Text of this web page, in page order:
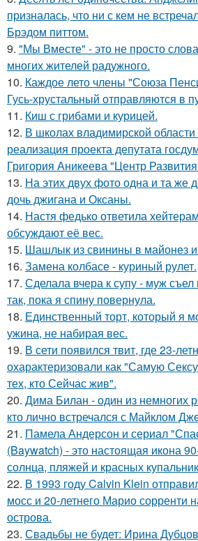
призналась, что ни с кем не
Брэдом питтом.
9. "Мы Вместе" - это не просто
многих жителей радужного.
10. Каждое лето члены "Союза
Гусь-хрустальный отправляются в
11. Киш с грибами и курицей.
12. В школах владимирской
реализация проекта депутата
Григория Аникеева "Центр
13. На этих двух фото одна и та же
дочь джигана и Оксаны.
14. Настя федько ответила
обсуждают её вес.
15. Шашлык из свинины в майонез и
16. Замена колбасе - куриный рулет.
17. Сделала вчера к супу - муж съел
так, пока я спину повернула.
18. Единственный торт, который я
ужина, не набирая вес.
19. В сети появился твит, где 23-
охарактеризовали как "Самую
тех, кто Сейчас жив".
20. Дима Билан - один из немногих
кто лично встречался с Майклом
21. Памела Андерсон и сериал
(Baywatch) - это настоящая икона
солнца, пляжей и красных
22. В 1993 году Calvin Klein
мосс и 20-летнего Марио сорренти
острова.
23. Свадьбы не будет: Ирина